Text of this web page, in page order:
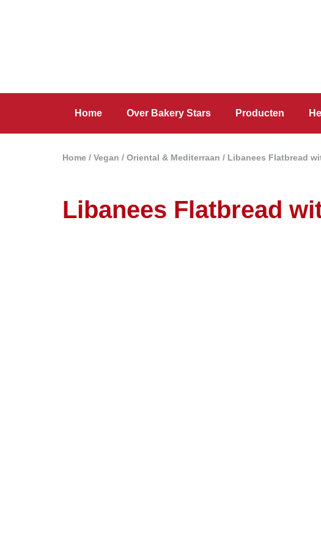
Home Over Bakery Stars Producten
Home / Vegan / Oriental & Mediterraan / Libanees Flatbread
Libanees Flatbread